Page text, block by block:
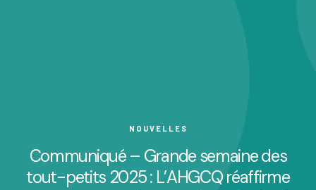
NOUVELLES
Communiqué – Grande semaine des
tout-petits 2025 : L’AHGCQ réaffirme